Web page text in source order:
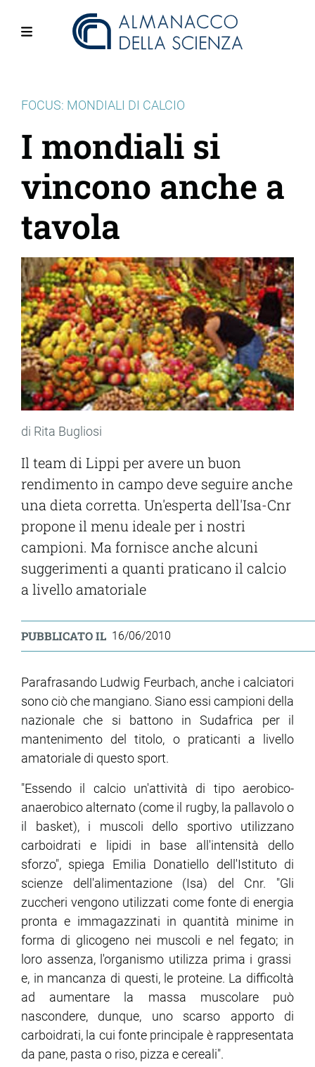
FOCUS: MONDIALI DI CALCIO
I mondiali si
vincono anche a
tavola
di Rita Bugliosi
Il team di Lippi per avere un buon
rendimento in campo deve seguire anche
una dieta corretta. Un'esperta dell'Isa-Cnr
propone il menu ideale per i nostri
campioni. Ma fornisce anche alcuni
suggerimenti a quanti praticano il calcio
a livello amatoriale
PUBBLICATO IL 16/06/2010
Parafrasando Ludwig Feurbach, anche i calciatori
sono ciò che mangiano. Siano essi campioni della
nazionale che si battono in Sudafrica per il
mantenimento del titolo, o praticanti a livello
amatoriale di questo sport.
"Essendo il calcio un'attività di tipo aerobico-
anaerobico alternato (come il rugby, la pallavolo o
il basket), i muscoli dello sportivo utilizzano
carboidrati e lipidi in base all'intensità dello
sforzo", spiega Emilia Donatiello dell'Istituto di
scienze dell'alimentazione (Isa) del Cnr. "Gli
zuccheri vengono utilizzati come fonte di energia
pronta e immagazzinati in quantità minime in
forma di glicogeno nei muscoli e nel fegato; in
loro assenza, l'organismo utilizza prima i grassi
e, in mancanza di questi, le proteine. La difficoltà
ad aumentare la massa muscolare può
nascondere, dunque, uno scarso apporto di
carboidrati, la cui fonte principale è rappresentata
da pane, pasta o riso, pizza e cereali".